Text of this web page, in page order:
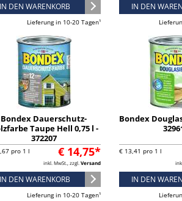
IN DEN WARENKORB
Lieferung in 10-20 Tagen¹
IN DEN
Bondex Dauerschutz-
Taupe Hell 0,75 l -
372207
€ 14,75*
pro 1 l
inkl. MwSt., zzgl. Versand
IN DEN WARENKORB
Lieferung in 10-20 Tagen¹
Bondex
€ 13,41 pro 1 l
IN DEN